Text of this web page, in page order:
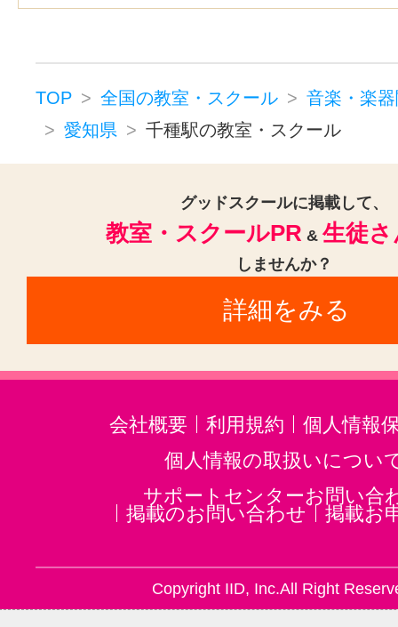
クラリネット(1)
二胡(1)
三味
ホルン(1)
音楽・楽器その他(1)
TOP 全国の教室・スクール
音楽・楽
愛知県
千種駅の教室・スクール
グッドスクールに掲載して、
教室・スクールPR & 生徒
しませんか？
詳細をみる
会社概要 利用規約
個人情報
個人情報の取扱いについ
サポートセンターお問い合
掲載のお問い合わせ
掲載お
Copyright IID, Inc.All Right